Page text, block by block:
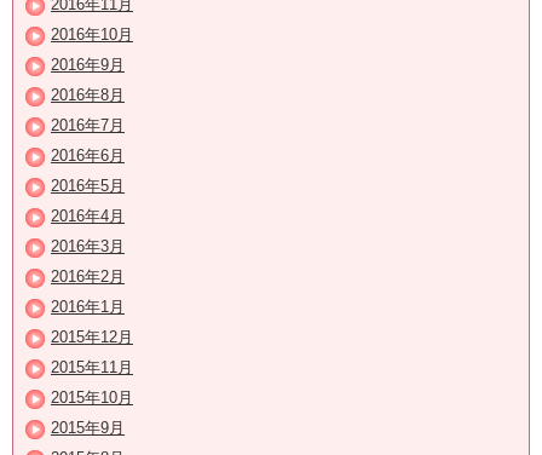
2016年11月
2016年10月
2016年9月
2016年8月
2016年7月
2016年6月
2016年5月
2016年4月
2016年3月
2016年2月
2016年1月
2015年12月
2015年11月
2015年10月
2015年9月